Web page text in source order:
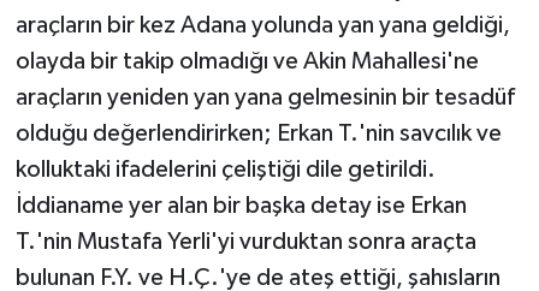
araçların bir kez Adana yolunda yan yana geldiği,
olayda bir takip olmadığı ve Akin Mahallesi'ne
araçların yeniden yan yana gelmesinin bir tesadüf
olduğu değerlendirirken; Erkan T.'nin savcılık ve
kolluktaki ifadelerini çeliştiği dile getirildi.
İddianame yer alan bir başka detay ise Erkan
T.'nin Mustafa Yerli'yi vurduktan sonra araçta
bulunan F.Y. ve H.Ç.'ye de ateş ettiği, şahısların